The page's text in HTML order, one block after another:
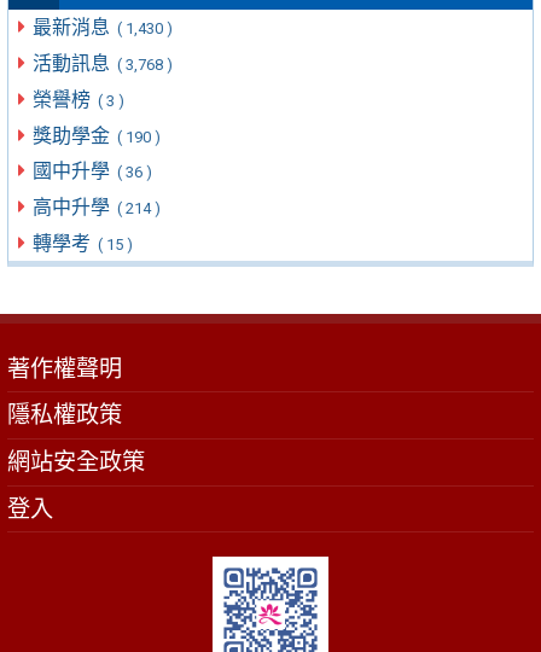
最新消息 ( 1,430 )
活動訊息 ( 3,768 )
榮譽榜 ( 3 )
獎助學金 ( 190 )
國中升學 ( 36 )
高中升學 ( 214 )
轉學考 ( 15 )
著作權聲明
隱私權政策
網站安全政策
登入